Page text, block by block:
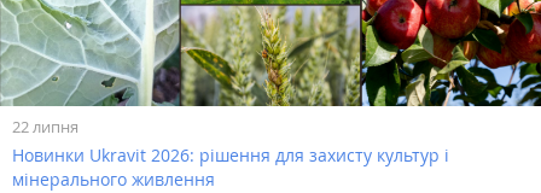
22 липня
Новинки Ukravit 2026: рішення для захисту культур і
мінерального живлення